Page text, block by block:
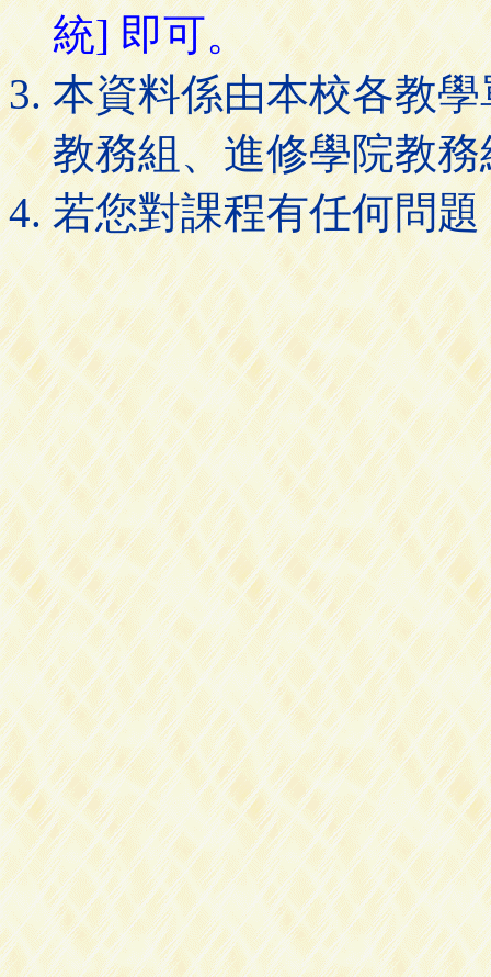
統] 即可。
本資料係由本校各教
教務組、進修學院教
若您對課程有任何問